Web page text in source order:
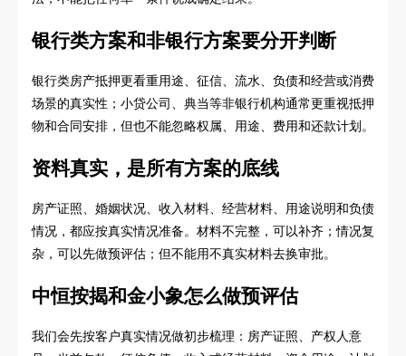
银行类方案和非银行方案要分开判断
银行类房产抵押更看重用途、征信、流水、负债和经营或消费
场景的真实性；小贷公司、典当等非银行机构通常更重视抵押
物和合同安排，但也不能忽略权属、用途、费用和还款计划。
资料真实，是所有方案的底线
房产证照、婚姻状况、收入材料、经营材料、用途说明和负债
情况，都应按真实情况准备。材料不完整，可以补齐；情况复
杂，可以先做预评估；但不能用不真实材料去换审批。
中恒按揭和金小象怎么做预评估
我们会先按客户真实情况做初步梳理：房产证照、产权人意